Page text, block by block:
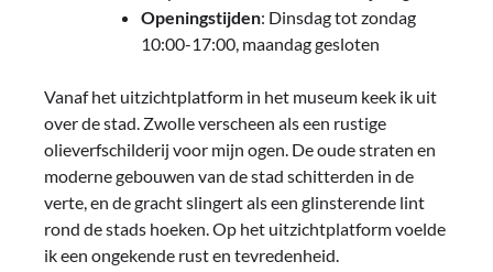
Openingstijden: Dinsdag tot zondag
10:00-17:00, maandag gesloten
Vanaf het uitzichtplatform in het museum keek ik uit
over de stad. Zwolle verscheen als een rustige
olieverfschilderij voor mijn ogen. De oude straten en
moderne gebouwen van de stad schitterden in de
verte, en de gracht slingert als een glinsterende lint
rond de stads hoeken. Op het uitzichtplatform voelde
ik een ongekende rust en tevredenheid.